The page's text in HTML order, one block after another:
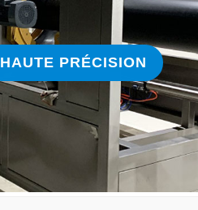
HAUTE PRÉCISION